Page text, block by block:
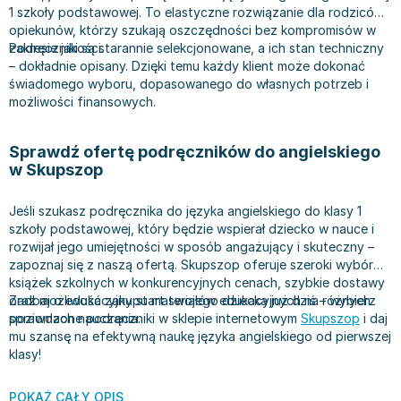
Filologia - książki
Książki filozoficzne
Inne
Kulturoznawstwo, antropologia - książki
Książki o naukach politycznych
Psychologia - książki
Socjologia - książki
Inne
Książki: Buddyzm
Książki: Chrześcijaństwo
Książki: Islam
Książki: Judaizm
Książki: Rozwój osobisty
Inne
Książki dla dzieci 9-12 lat
Książki edukacyjne dla dzieci 9-12 lat
Literatura dla dzieci 9-12 lat
Poznawanie świata dla dzieci 9-12 lat - książki
Książki o zainteresowaniach dla dzieci 9-12 lat
Literatura dla młodzieży
Literatura popularno-naukowa
Lektury i pomoce szkolne
Lektury do gimnazjów i szkół średnich
Lektury do szkoły podstawowej
Szkoły wyższe - książki
Bibliotekoznawstwo - książki
Książki o ekonomii i finansach - szkoły wyższe
Książki do filologii - szkoły wyższe
Stefan Żeromski
Henryk Sienkiewicz
Juliusz Słowacki
Jacek Piekara
Meg Cabot
Maria Konopnicka
Paulo Coelho
John Flanagan
Graham Masterton
Astrid Lindgren
Anna Ficner-Ogonowska
Federico Moccia
Harlan Coben
Katarzyna Michalak
1 szkoły podstawowej. To elastyczne rozwiązanie dla rodziców i
opiekunów, którzy szukają oszczędności bez kompromisów w
zakresie jakości.
Podręczniki są starannie selekcjonowane, a ich stan techniczny
– dokładnie opisany. Dzięki temu każdy klient może dokonać
świadomego wyboru, dopasowanego do własnych potrzeb i
możliwości finansowych.
Sprawdź ofertę podręczników do angielskiego
w Skupszop
Jeśli szukasz podręcznika do języka angielskiego do klasy 1
szkoły podstawowej, który będzie wspierał dziecko w nauce i
rozwijał jego umiejętności w sposób angażujący i skuteczny –
zapoznaj się z naszą ofertą. Skupszop oferuje szeroki wybór
książek szkolnych w konkurencyjnych cenach, szybkie dostawy
oraz możliwość zakupu materiałów edukacyjnych na różnych
poziomach nauczania.
Zadbaj o edukacyjny start swojego dziecka już dziś – wybierz
sprawdzone podręczniki w sklepie internetowym Skupszop i daj
mu szansę na efektywną naukę języka angielskiego od pierwszej
klasy!
POKAŻ CAŁY OPIS